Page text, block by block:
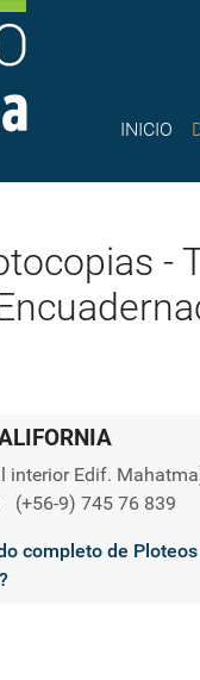
INICIO
-
interior Edif.
(+56-9) 745 76 839
completo de